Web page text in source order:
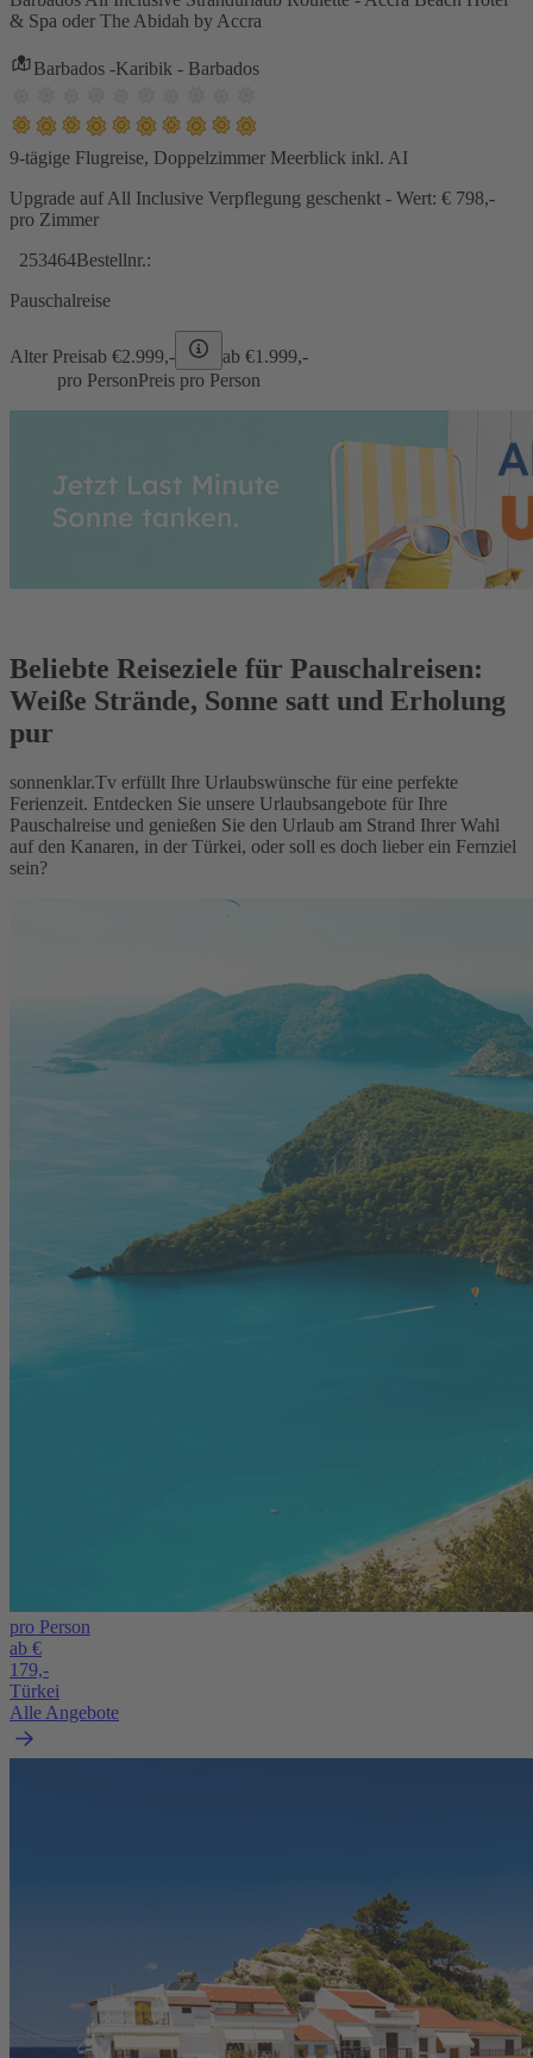
& Spa oder The Abidah by Accra
Barbados -Karibik - Barbados
9-tägige Flugreise, Doppelzimmer Meerblick inkl. AI
Upgrade auf All Inclusive Verpflegung geschenkt - Wert: € 798,-
pro Zimmer
253464Bestellnr.:
Pauschalreise
Alter Preisab €2.999,- ab €1.999,-
pro PersonPreis pro Person
Beliebte Reiseziele für Pauschalreisen:
Weiße Strände, Sonne satt und Erholung
pur
sonnenklar.Tv erfüllt Ihre Urlaubswünsche für eine perfekte
Ferienzeit. Entdecken Sie unsere Urlaubsangebote für Ihre
Pauschalreise und genießen Sie den Urlaub am Strand Ihrer Wahl
auf den Kanaren, in der Türkei, oder soll es doch lieber ein Fernziel
sein?
pro Person
ab €
179,-
Türkei
Alle Angebote